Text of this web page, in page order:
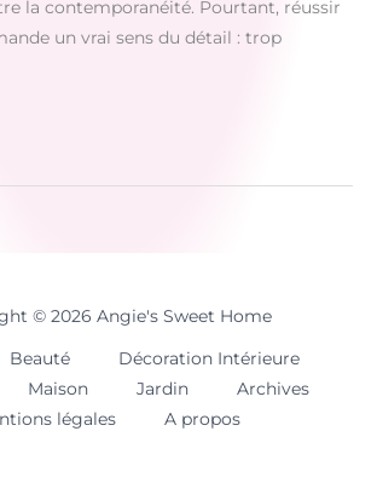
la contemporanéité. Pourtant, réussir
un vrai sens du détail : trop
© 2026 Angie's Sweet Home
Beauté
Décoration Intérieure
Maison Jardin
Archives
légales
A propos